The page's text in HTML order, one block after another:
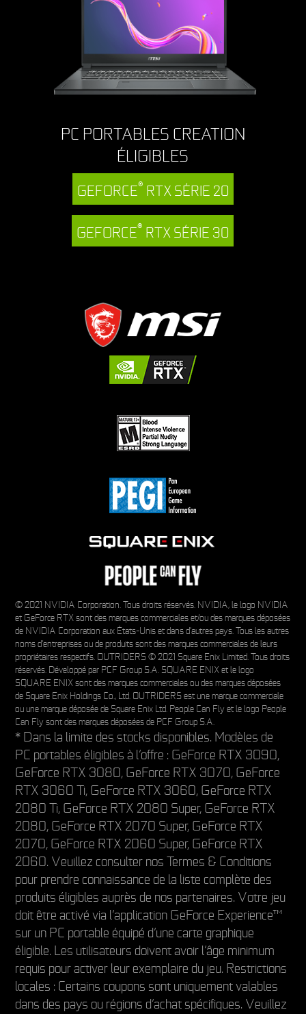
PC PORTABLES CREATION
ÉLIGIBLES
GEFORCE® RTX SÉRIE 20
GEFORCE® RTX SÉRIE 30
© 2021 NVIDIA Corporation. Tous droits réservés. NVIDIA, le logo NVIDIA
et GeForce RTX sont des marques commerciales et/ou des marques déposées
de NVIDIA Corporation aux États-Unis et dans d'autres pays. Tous les autres
noms d’entreprises ou de produits sont des marques commerciales de leurs
propriétaires respectifs. OUTRIDERS © 2021 Square Enix Limited. Tous droits
réservés. Développé par PCF Group S.A. SQUARE ENIX et le logo
SQUARE ENIX sont des marques commerciales ou des marques déposées
de Square Enix Holdings Co., Ltd. OUTRIDERS est une marque commerciale
ou une marque déposée de Square Enix Ltd. People Can Fly et le logo People
Can Fly sont des marques déposées de PCF Group S.A.
* Dans la limite des stocks disponibles. Modèles de
PC portables éligibles à l’offre : GeForce RTX 3090,
GeForce RTX 3080, GeForce RTX 3070, GeForce
RTX 3060 Ti, GeForce RTX 3060, GeForce RTX
2080 Ti, GeForce RTX 2080 Super, GeForce RTX
2080, GeForce RTX 2070 Super, GeForce RTX
2070, GeForce RTX 2060 Super, GeForce RTX
2060. Veuillez consulter nos Termes & Conditions
pour prendre connaissance de la liste complète des
produits éligibles auprès de nos partenaires. Votre jeu
doit être activé via l’application GeForce Experience™
sur un PC portable équipé d’une carte graphique
éligible. Les utilisateurs doivent avoir l’âge minimum
requis pour activer leur exemplaire du jeu. Restrictions
locales : Certains coupons sont uniquement valables
dans des pays ou régions d’achat spécifiques. Veuillez